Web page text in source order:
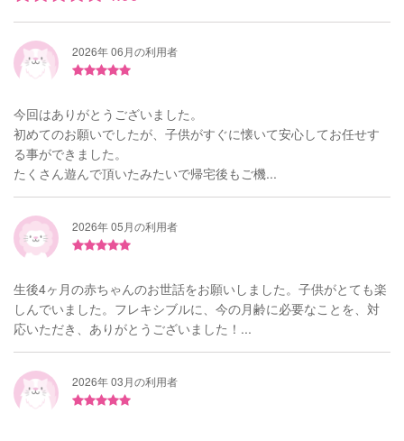
2026年 06月の利用者
今回はありがとうございました。
初めてのお願いでしたが、子供がすぐに懐いて安心してお任せす
る事ができました。
たくさん遊んで頂いたみたいで帰宅後もご機...
2026年 05月の利用者
生後4ヶ月の赤ちゃんのお世話をお願いしました。子供がとても楽
しんでいました。フレキシブルに、今の月齢に必要なことを、対
応いただき、ありがとうございました！...
2026年 03月の利用者